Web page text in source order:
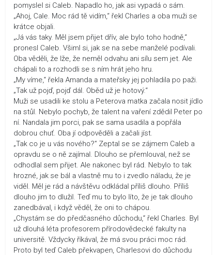
pomyslel si Caleb. Napadlo ho, jak asi vypadá o sám.
„Ahoj, Cale. Moc rád tě vidím,“ řekl Charles a oba muži se
krátce objali.
„Já vás taky. Měl jsem přijet dřív, ale bylo toho hodně,“
pronesl Caleb. Všiml si, jak se na sebe manželé podívali.
Oba věděli, že lže, že neměl odvahu ani sílu sem jet. Ale
chápali to a rozhodli se s ním hrát jeho hru.
„My víme,“ řekla Amanda a mateřsky jej pohladila po paži.
„Tak už pojď, pojď dál. Oběd už je hotový.“
Muži se usadili ke stolu a Peterova matka začala nosit jídlo
na stůl. Nebylo pochyb, že talent na vaření zdědil Peter po
ní. Nandala jim porci, pak se sama usadila a popřála
dobrou chuť. Oba jí odpověděli a začali jíst.
„Tak co je u vás nového?“ Zeptal se se zájmem Caleb a
opravdu se o ně zajímal. Dlouho se přemlouval, než se
odhodlal sem přijet. Ale nakonec byl rád. Nebylo to tak
hrozné, jak se bál a vlastně mu to i zvedlo náladu, že je
viděl. Měl je rád a návštěvu odkládal příliš dlouho. Příliš
dlouho jim to dlužil. Teď mu to bylo líto, že je tak dlouho
zanedbával, i když věděl, že oni to chápou.
„Chystám se do předčasného důchodu,“ řekl Charles. Byl
už dlouhá léta profesorem přírodovědecké fakulty na
universitě. Vždycky říkával, že má svou práci moc rád.
Proto byl teď Caleb překvapen, Charlesovi do důchodu